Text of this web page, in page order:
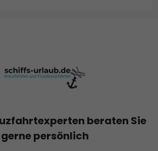
beraten Sie
gerne persönlich